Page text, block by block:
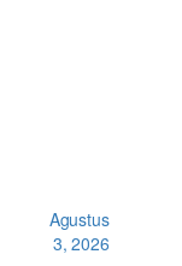
Agustus
3, 2026